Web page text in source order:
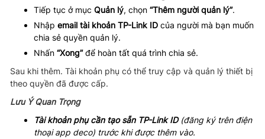
Tiếp tục ở mục Quản lý, chọn “Thêm người quản lý”.
Nhập email tài khoản TP-Link ID của người mà bạn muốn
chia sẻ quyền quản lý.
Nhấn “Xong”để hoàn tất quá trình chia sẻ.
Sau khi thêm. Tài khoản phụ có thể truy cập và quản lý thiết bị
theo quyền đã được cấp.
Lưu Ý Quan Trọng
Tài khoản phụ cần tạo sẵn TP-Link ID(đăng ký trên điện
thoại app deco) trước khi được thêm vào.